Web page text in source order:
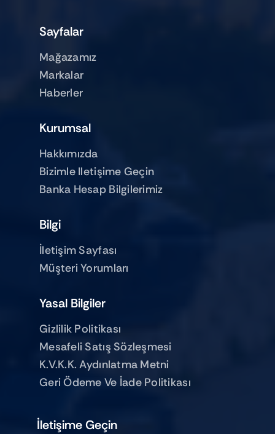
Sayfalar
Mağazamız
Markalar
Haberler
Kurumsal
Hakkımızda
Bizimle Iletişime Geçin
Banka Hesap Bilgilerimiz
İletişime Geçin
Bilgi
İletişim Sayfası
Müşteri Yorumları
Yasal Bilgiler
Gizlilik Politikası
Mesafeli Satış Sözleşmesi
K.V.K.K. Aydınlatma Metni
Geri Ödeme Ve İade Politikası